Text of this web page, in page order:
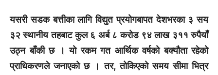
यसरी सडक बत्तीका लागि विद्युत प्रयोगबापत देशभरका ३ सय
३२ स्थानीय तहबाट कुल ६ अर्ब ८ करोड ९४ लाख ३११ रुपैयाँ
उठ्न बाँकी छ । यो रकम गत आर्थिक वर्षको बक्यौता रहेको
प्राधिकरणले जनाएको छ । तर, तोकिएको समय सीमा भित्र